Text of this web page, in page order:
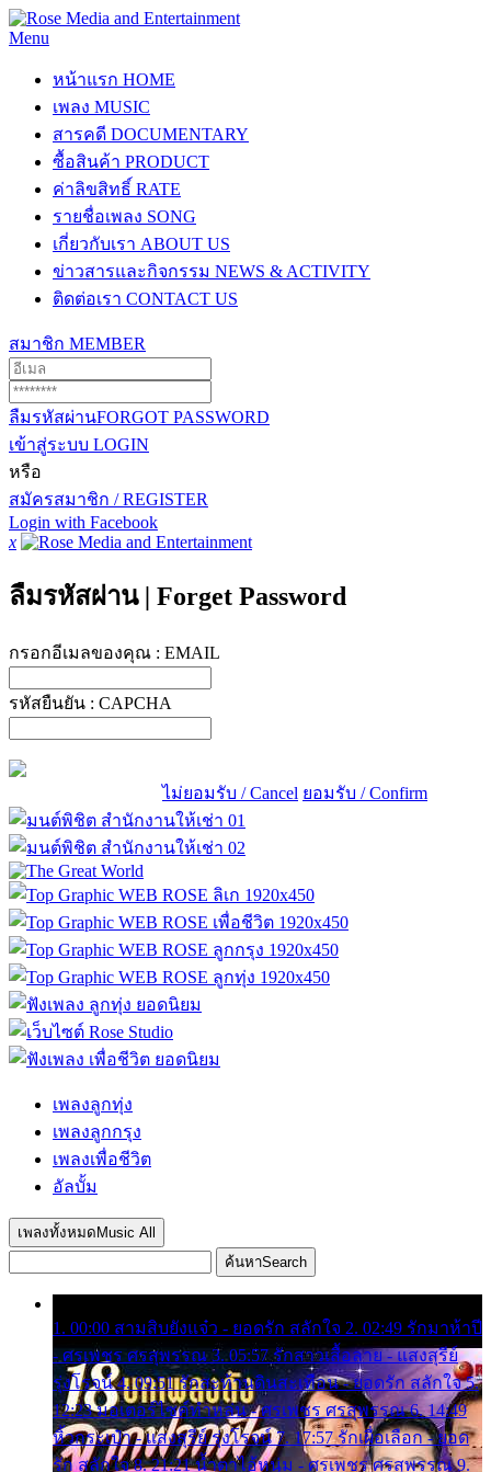
Menu
หน้าแรก HOME
เพลง MUSIC
สารคดี DOCUMENTARY
ซื้อสินค้า PRODUCT
ค่าลิขสิทธิ์ RATE
รายชื่อเพลง SONG
เกี่ยวกับเรา ABOUT US
ข่าวสารและกิจกรรม NEWS & ACTIVITY
ติดต่อเรา CONTACT US
สมาชิก MEMBER
ลืมรหัสผ่านFORGOT PASSWORD
เข้าสู่ระบบ LOGIN
หรือ
สมัครสมาชิก / REGISTER
Login with Facebook
x
ลืมรหัสผ่าน | Forget Password
กรอกอีเมลของคุณ : EMAIL
รหัสยืนยัน : CAPCHA
ไม่ยอมรับ / Cancel ยอมรับ / Confirm
เพลงลูกทุ่ง
เพลงลูกกรุง
เพลงเพื่อชีวิต
อัลบั้ม
เพลงทั้งหมด Music All
ค้นหาSearch
1. 00:00 สามสิบยังแจ๋ว - ยอดรัก สลักใจ 2. 02:49 รักมาห้าปี
- ศรเพชร ศรสุพรรณ 3. 05:57 รักสาวเสื้อลาย - แสงสุรีย์
รุ่งโรจน์ 4. 09:51 รักสะท้านดินสะเทือน - ยอดรัก สลักใจ 5.
12:23 มอเตอร์ไซค์ทำหล่น - ศรเพชร ศรสุพรรณ 6. 14:49
หิ้วกระเป๋า - แสงสุรีย์ รุ่งโรจน์ 7. 17:57 รักเผื่อเลือก - ยอด
รัก สลักใจ 8. 21:21 น้ำตาไอ้หนุ่ม - ศรเพชร ศรสุพรรณ 9.